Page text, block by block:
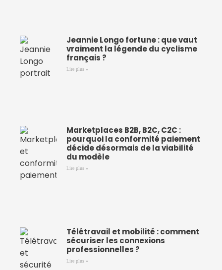
Jeannie Longo fortune : que vaut
vraiment la légende du cyclisme
français ?
Lire plus »
Marketplaces B2B, B2C, C2C :
pourquoi la conformité paiement
décide désormais de la viabilité
du modèle
Lire plus »
Télétravail et mobilité : comment
sécuriser les connexions
professionnelles ?
Lire plus »